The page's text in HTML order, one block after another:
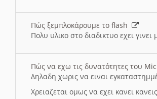
Πώς ξεμπλοκάρουμε το flash
Πολυ υλικο στο διαδικτυο εχει
Πώς να εχω τις δυνατότητες του
Δηλαδη χωρις να ειναι
Χρειαζεται ομως να εχει κανει